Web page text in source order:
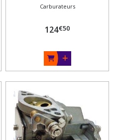
MOTEURS YAMAHA 2B,
MSHC, MSHD (1985-05)
Carburateurs
124€50